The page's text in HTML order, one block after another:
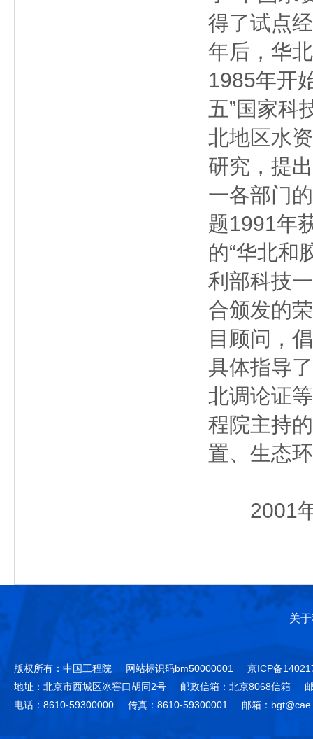
得了试点
年后，华
1985年开
五”国家科
北地区水
研究，提
一各部门
题1991年
的“华北和
利部科技
合颁发的
目顾问，
具体指导
北调论证
程院主持
置、生态
2001年
关
版权所有：中国工程院 网站标识码bm50000001
京ICP备
地址：北京市西城区冰窖口胡同2号
邮政信箱：北京8068信箱
电话：8610-59300000
传真：8610-59300001 邮箱：